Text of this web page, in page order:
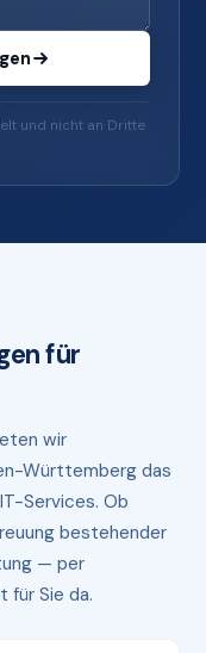
und nicht an Dritte
für
wir
Württemberg das
Services. Ob
bestehender
— per
für Sie da.